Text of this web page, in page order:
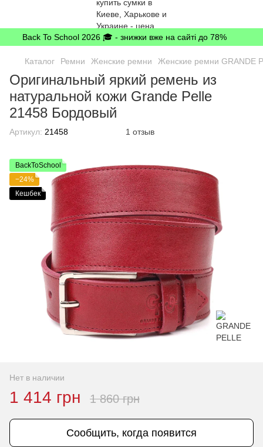
Back To School 2026 🎓 - знижки вже на сайті до 78%
Каталог Ремни Женские ремни Женские ремни GRANDE
Оригинальный яркий ремень из
натуральной кожи Grande Pelle
21458 Бордовый
Артикул: 21458 1 отзыв
BackToSchool
−24%
Кешбек
Нет в наличии
1 414 грн 1 860 грн
Сообщить, когда появится